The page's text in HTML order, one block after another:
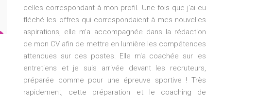
celles correspondant à mon profil. Une fois que j'ai eu
fléché les offres qui correspondaient à mes nouvelles
aspirations, elle m'a accompagnée dans la rédaction
de mon CV afin de mettre en lumière les compétences
attendues sur ces postes. Elle m'a coachée sur les
entretiens et je suis arrivée devant les recruteurs,
préparée comme pour une épreuve sportive ! Très
rapidement, cette préparation et le coaching de